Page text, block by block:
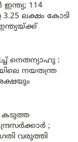
114
ലക്ഷം കോടി
നെതന്യാഹു :
നയതന്ത്ര
കടുത്ത
;
വരുത്തി